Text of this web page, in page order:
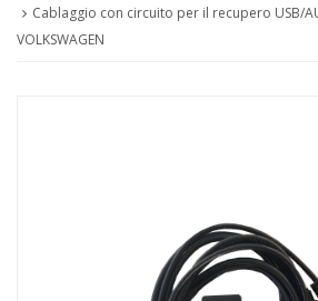
Cablaggio con circuito per il recupero USB/
VOLKSWAGEN